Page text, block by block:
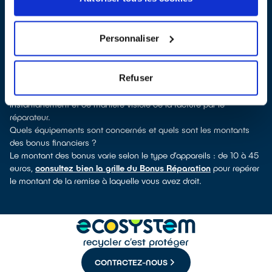
Personnaliser
Refuser
. En cliquant sur la fiche détaillée du réparateur, vous
découvrirez pour quels types d’appareils ce professionnel a
télévision, informatique, outillage électroportatif : à chaque famille
d’appareils son réparateur spécialisé et labellisé QualiRépar.
Comment bénéficier du Bonus Réparation à Touques ?
Le Bonus Réparation est en vigueur chez tous les professionnels
de la réparation ayant obtenu le label QualiRépar. Il est déduit
instantanément et de manière visible de la facture par le
réparateur.
Quels équipements sont concernés et quels sont les montants
des bonus financiers ?
Le montant des bonus varie selon le type d’appareils : de 10 à 45
euros, consultez bien la grille du Bonus Réparation pour repérer
le montant de la remise à laquelle vous avez droit.
CONTACTEZ-NOUS